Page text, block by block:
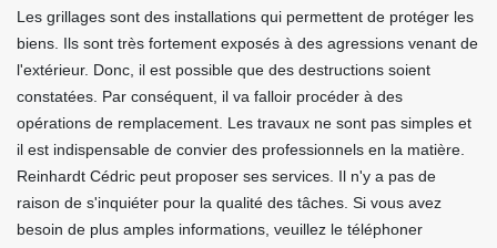
Les grillages sont des installations qui permettent de protéger les
biens. Ils sont très fortement exposés à des agressions venant de
l'extérieur. Donc, il est possible que des destructions soient
constatées. Par conséquent, il va falloir procéder à des
opérations de remplacement. Les travaux ne sont pas simples et
il est indispensable de convier des professionnels en la matière.
Reinhardt Cédric peut proposer ses services. Il n'y a pas de
raison de s'inquiéter pour la qualité des tâches. Si vous avez
besoin de plus amples informations, veuillez le téléphoner